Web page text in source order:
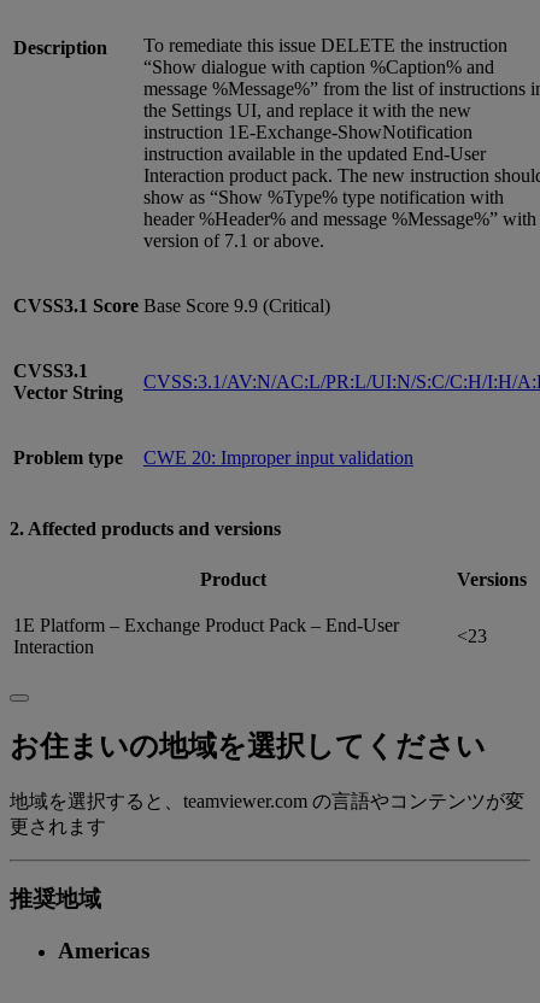
Description
To remediate this issue DELETE the instruction
“Show dialogue with caption %Caption% and
message %Message%” from the list of instructions
the Settings UI, and replace it with the new
instruction 1E-Exchange-ShowNotification
instruction available in the updated End-User
Interaction product pack. The new instruction
show as “Show %Type% type notification with
header %Header% and message %Message%” with
version of 7.1 or above.
CVSS3.1 Score Base Score 9.9 (Critical)
CVSS3.1
Vector String
CVSS:3.1/AV:N/AC:L/PR:L/UI:N/S:C/C:H/I:H/
Problem type CWE 20: Improper input validation
2. Affected products and versions
Product Versions
1E Platform – Exchange Product Pack – End-User
Interaction
<23
お住まいの地域を選択してください
地域を選択すると、teamviewer.com の言語やコンテンツが変
更されます
推奨地域
Americas